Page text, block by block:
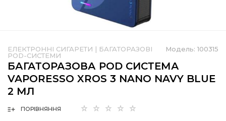
Модель: 100315
ЕЛЕКТРОННІ СИГАРЕТИ | БАГАТОРАЗОВІ
POD-СИСТЕМИ
БАГАТОРАЗОВА POD СИСТЕМА
VAPORESSO XROS 3 NANO NAVY BLUE
2 МЛ
ПОРІВНЯННЯ